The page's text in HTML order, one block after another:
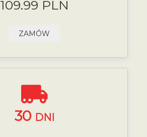
109.99 PLN
ZAMÓW
30 DNI